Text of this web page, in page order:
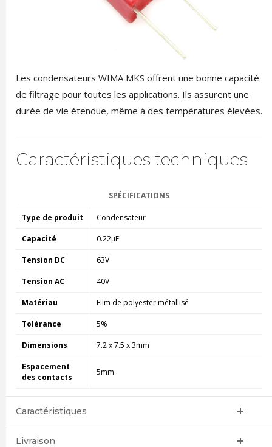
Les condensateurs WIMA MKS offrent une bonne capacité
de filtrage pour toutes les applications. Ils assurent une
durée de vie étendue, même à des températures élevées.
Caractéristiques techniques
SPÉCIFICATIONS
Type de produit Condensateur
Capacité 0.22µF
Tension DC 63V
Tension AC 40V
Matériau Film de polyester métallisé
Tolérance 5%
Dimensions 7.2 x 7.5 x 3mm
Espacement
des contacts
5mm
Caractéristiques
Livraison